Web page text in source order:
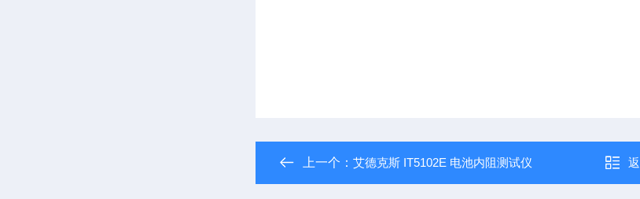
上一个：艾德克斯 IT5102E 电池内阻测试仪